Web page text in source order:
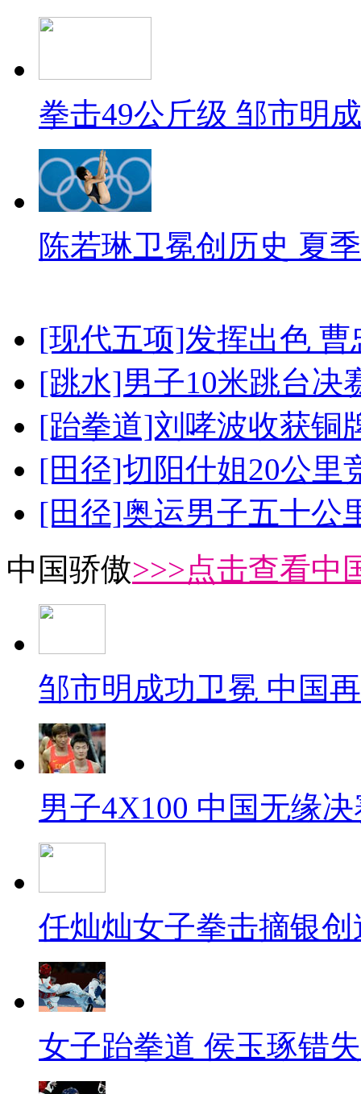
拳击49公斤级 邹市明
陈若琳卫冕创历史 夏
[现代五项]发挥出色
[跳水]男子10米跳台决
[跆拳道]刘哮波收获铜
[田径]切阳什姐20公里
[田径]奥运男子五十公
中国骄傲>>>点击查看中
邹市明成功卫冕 中国
男子4X100 中国无缘
任灿灿女子拳击摘银
女子跆拳道 侯玉琢错